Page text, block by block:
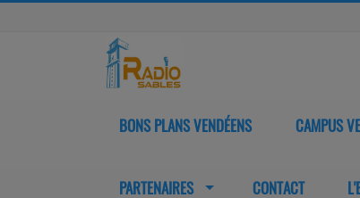
BONS PLANS VENDÉENS CAMPUS
PARTENAIRES CONTACT